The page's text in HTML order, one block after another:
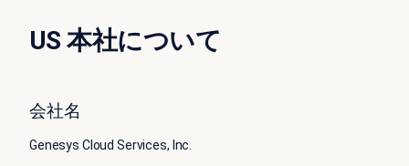
US 本社について
会社名
Genesys Cloud Services, Inc.